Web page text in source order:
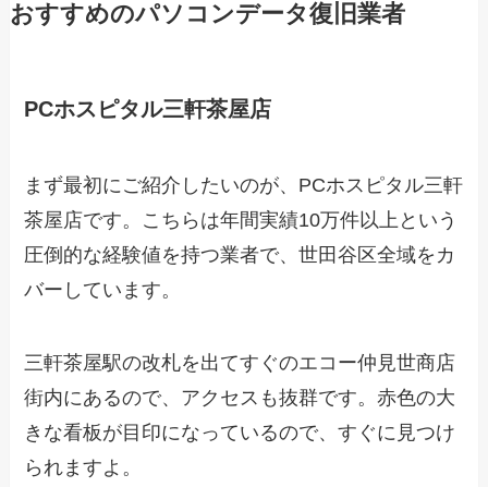
おすすめのパソコンデータ復旧業者
PCホスピタル三軒茶屋店
まず最初にご紹介したいのが、PCホスピタル三軒
茶屋店です。こちらは年間実績10万件以上という
圧倒的な経験値を持つ業者で、世田谷区全域をカ
バーしています。
三軒茶屋駅の改札を出てすぐのエコー仲見世商店
街内にあるので、アクセスも抜群です。赤色の大
きな看板が目印になっているので、すぐに見つけ
られますよ。